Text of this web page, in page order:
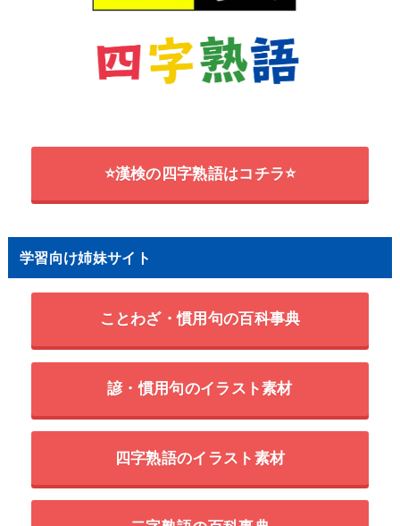
⭐漢検の四字熟語はコチラ⭐
学習向け姉妹サイト
ことわざ・慣用句の百科事典
諺・慣用句のイラスト素材
四字熟語のイラスト素材